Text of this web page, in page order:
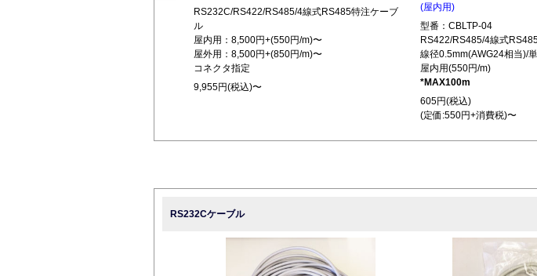
RS232C/RS422/RS485/4線式RS485特注ケーブ
ル
屋内用：8,500円+(550円/m)〜
屋外用：8,500円+(850円/m)〜
コネクタ指定
9,955円(税込)〜
(屋内用)
型番：CBLTP-04
RS422/RS485/4線式
線径0.5mm(AWG24相当)/
屋内用(550円/m)
*MAX100m
605円(税込)
(定価:550円+消費税)〜
RS232Cケーブル